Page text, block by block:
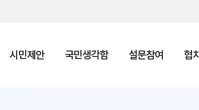
시민제안 국민생각함 설문참여 협